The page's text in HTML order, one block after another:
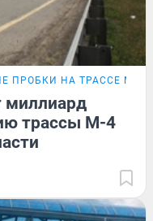
ПРОБКИ НА ТРАССЕ М-4
миллиард
трассы М-4